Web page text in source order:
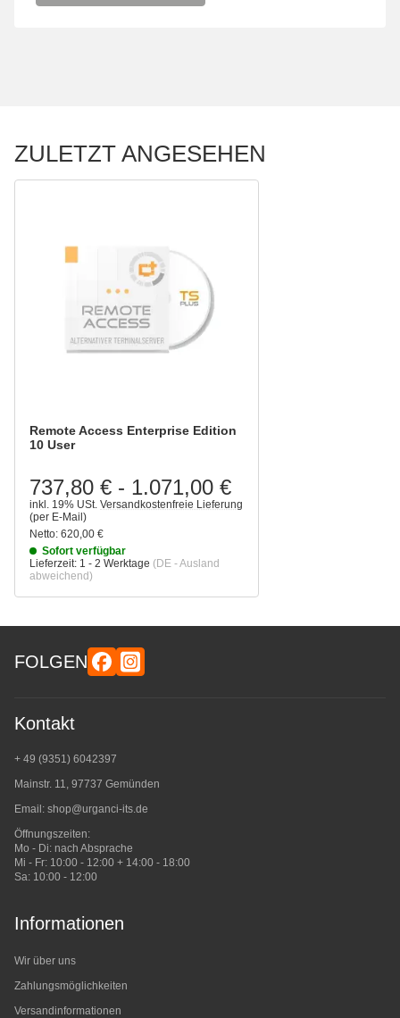
ZULETZT ANGESEHEN
Remote Access Enterprise Edition
10 User
737,80 € - 1.071,00 €
inkl. 19% USt. Versandkostenfreie Lieferung
(per E-Mail)
Netto: 620,00 €
Sofort verfügbar
Lieferzeit: 1 - 2 Werktage (DE - Ausland
abweichend)
FOLGEN
Kontakt
+ 49 (9351) 6042397
Mainstr. 11, 97737 Gemünden
Email: shop@urganci-its.de
Öffnungszeiten:
Mo - Di: nach Absprache
Mi - Fr: 10:00 - 12:00 + 14:00 - 18:00
Sa: 10:00 - 12:00
Informationen
Wir über uns
Zahlungsmöglichkeiten
Versandinformationen